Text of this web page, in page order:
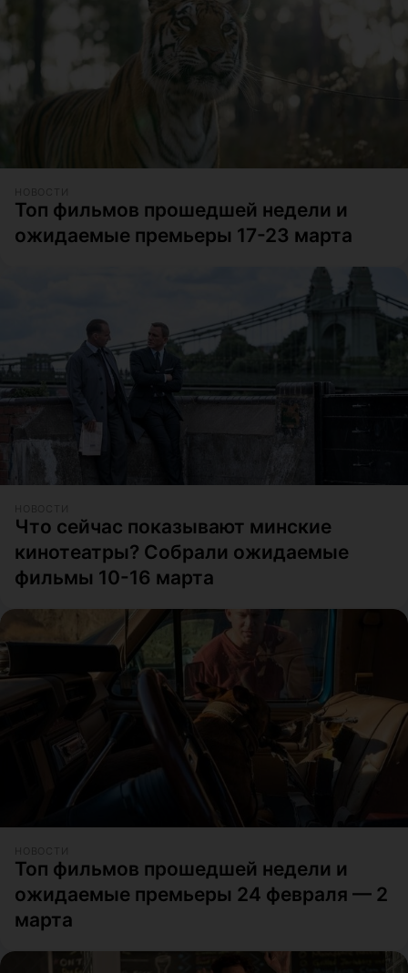
Топ фильмов прошедшей недели и
ожидаемые премьеры 17-23 марта
Что сейчас показывают минские
кинотеатры? Собрали ожидаемые
фильмы 10-16 марта
Топ фильмов прошедшей недели и
ожидаемые премьеры 24 февраля — 2
марта